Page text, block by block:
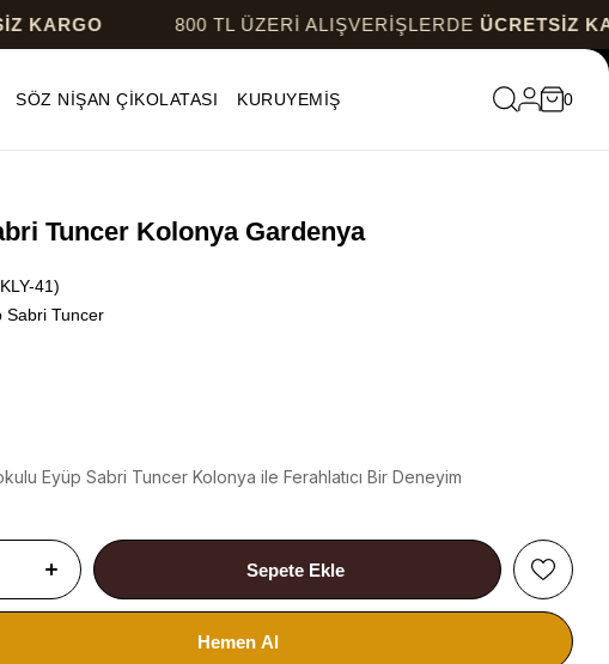
800 TL ÜZERİ ALIŞVERİŞLERDEÜCRETSİZ KARGO
SÖZ NİŞAN ÇİKOLATASI KURUYEMİŞ 0
Tuncer Kolonya Gardenya
41)
Sabri Tuncer
Eyüp Sabri Tuncer Kolonya ile Ferahlatıcı Bir Deneyim